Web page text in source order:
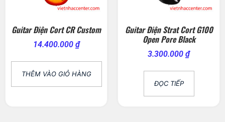
Guitar Điện Cort CR Custom
14.400.000 ₫
THÊM VÀO GIỎ HÀNG
Guitar Điện Strat Cort G100
Open Pore Black
3.300.000 ₫
ĐỌC TIẾP